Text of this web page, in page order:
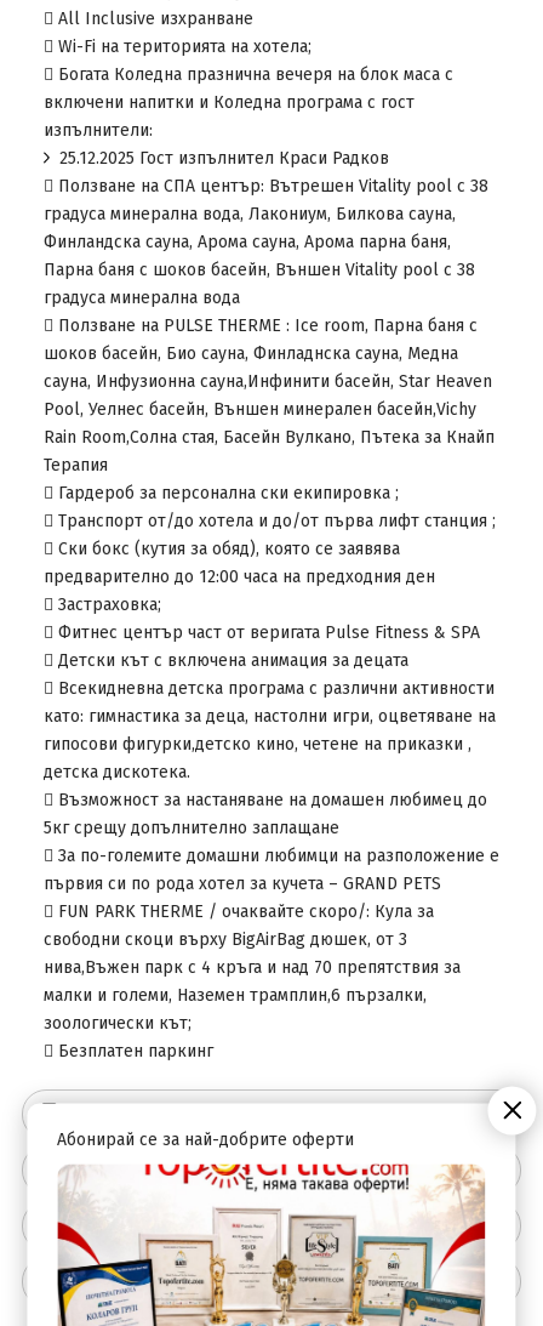
 All Inclusive изхранване
 Wi-Fi на територията на хотела;
 Богата Коледна празнична вечеря на блок маса с
включени напитки и Коледна програма с гост
изпълнители:
25.12.2025 Гост изпълнител Краси Радков
 Ползване на СПА център: Вътрешен Vitality pool с 38
градуса минерална вода, Лакониум, Билкова сауна,
Финландска сауна, Арома сауна, Арома парна баня,
Парна баня с шоков басейн, Външен Vitality pool с 38
градуса минерална вода
 Ползване на PULSE THERME : Ice room, Парна баня с
шоков басейн, Био сауна, Финладнска сауна, Медна
сауна, Инфузионна сауна,Инфинити басейн, Star Heaven
Pool, Уелнес басейн, Външен минерален басейн,Vichy
Rain Room,Солна стая, Басейн Вулкано, Пътека за Кнайп
Терапия
 Гардероб за персонална ски екипировка ;
 Транспорт от/до хотела и до/от първа лифт станция ;
 Ски бокс (кутия за обяд), която се заявява
предварително до 12:00 часа на предходния ден
 Застраховка;
 Фитнес център част от веригата Pulse Fitness & SPA
 Детски кът с включена анимация за децата
 Всекидневна детска програма с различни активности
като: гимнастика за деца, настолни игри, оцветяване на
гипосови фигурки,детско кино, четене на приказки ,
детска дискотека.
 Възможност за настаняване на домашен любимец до
5кг срещу допълнително заплащане
 За по-големите домашни любимци на разположение е
първия си по рода хотел за кучета – GRAND PETS
 FUN PARK THERMЕ / очаквайте скоро/: Кула за
свободни скоци върху BigAirBag дюшек, от 3
нива,Въжен парк с 4 кръга и над 70 препятствия за
малки и големи, Наземен трамплин,6 пързалки,
зоологически кът;
 Безплатен паркинг
Описание на хотела
Допълнителна информация
Абонирай се за най-добрите оферти